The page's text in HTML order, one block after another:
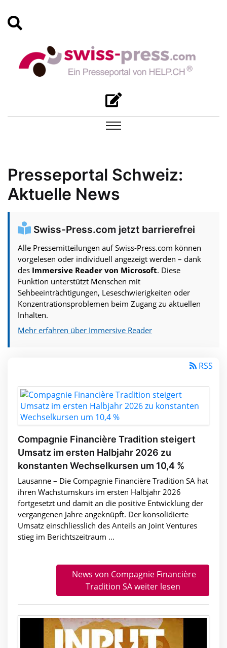
Presseportal Schweiz:
Aktuelle News
Swiss-Press.com jetzt barrierefrei
Alle Pressemitteilungen auf Swiss-Press.com können
vorgelesen oder individuell angezeigt werden – dank
des Immersive Reader von Microsoft. Diese
Funktion unterstützt Menschen mit
Sehbeeinträchtigungen, Leseschwierigkeiten oder
Konzentrationsproblemen beim Zugang zu aktuellen
Inhalten.
Mehr erfahren über Immersive Reader
RSS
Compagnie Financière Tradition steigert
Umsatz im ersten Halbjahr 2026 zu
konstanten Wechselkursen um 10,4 %
Lausanne – Die Compagnie Financière Tradition SA hat
ihren Wachstumskurs im ersten Halbjahr 2026
fortgesetzt und damit an die positive Entwicklung der
vergangenen Jahre angeknüpft. Der konsolidierte
Umsatz einschliesslich des Anteils an Joint Ventures
stieg im Berichtszeitraum ...
News von Compagnie Financière
Tradition SA weiter lesen